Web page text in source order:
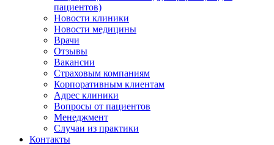
пациентов)
Новости клиники
Новости медицины
Врачи
Отзывы
Вакансии
Страховым компаниям
Корпоративным клиентам
Адрес клиники
Вопросы от пациентов
Менеджмент
Случаи из практики
Контакты